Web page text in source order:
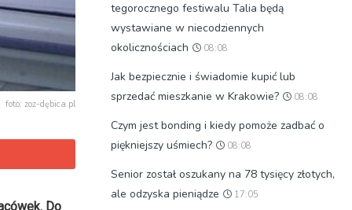
foto: zoz-dębica.pl
Do
tegorocznego festiwalu Talia będą
wystawiane w niecodziennych
okolicznościach
08:08
Jak bezpiecznie i świadomie kupić lub
sprzedać mieszkanie w Krakowie?
08:08
Czym jest bonding i kiedy pomoże zadbać o
piękniejszy uśmiech?
08:08
Senior został oszukany na 78 tysięcy złotych,
ale odzyska pieniądze
17:05